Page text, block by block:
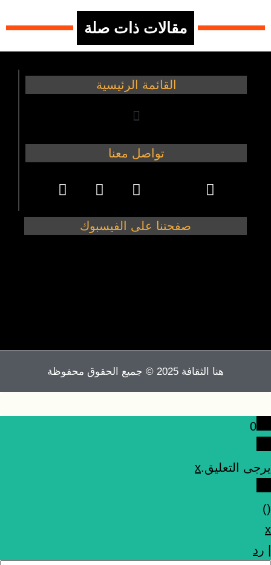
مقالات ذات صلة
القائمة الرئيسية
تواصل معنا
صفحتنا على الفيسبوك
هنا الثقافة 2025 © جميع الحقوق محفوظة
0
يرجى التعليق.x
(
)
x
رد